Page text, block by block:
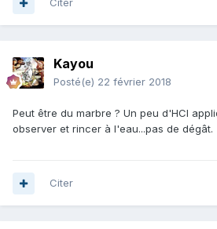
Citer
Kayou
Posté(e) 22 février 2018
Peut être du marbre ? Un peu d'HCl
observer et rincer à l'eau...pas de dégât.
Citer